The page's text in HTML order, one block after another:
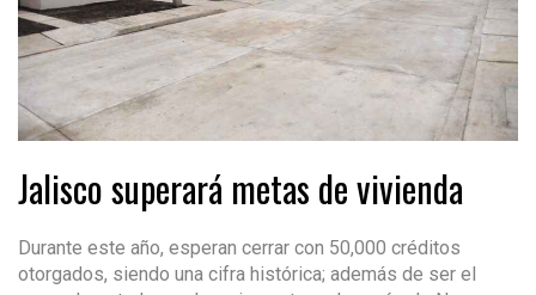
Jalisco superará metas de vivienda
Durante este año, esperan cerrar con 50,000 créditos
otorgados, siendo una cifra histórica; además de ser el